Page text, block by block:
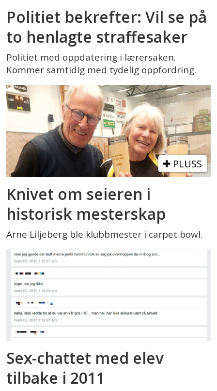
Politiet bekrefter: Vil se på
to henlagte straffesaker
Politiet med oppdatering i lærersaken.
Kommer samtidig med tydelig oppfordring.
PLUSS
Knivet om seieren i
historisk mesterskap
Arne Liljeberg ble klubbmester i carpet bowl.
Sex-chattet med elev
tilbake i 2011